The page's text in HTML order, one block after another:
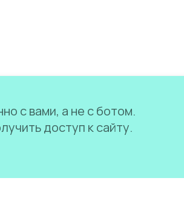
с вами, а не с ботом.
доступ к сайту.